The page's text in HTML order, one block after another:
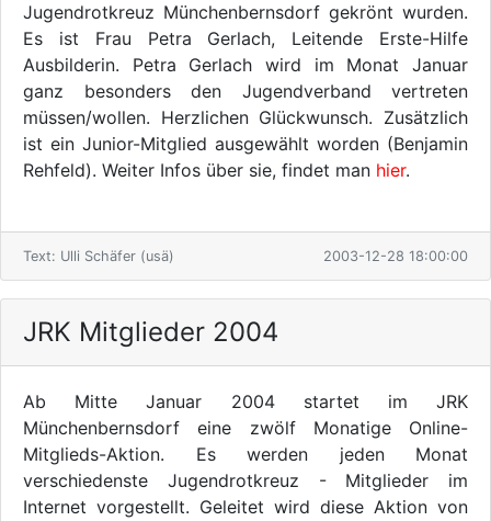
Jugendrotkreuz Münchenbernsdorf gekrönt wurden.
Es ist Frau Petra Gerlach, Leitende Erste-Hilfe
Ausbilderin. Petra Gerlach wird im Monat Januar
ganz besonders den Jugendverband vertreten
müssen/wollen. Herzlichen Glückwunsch. Zusätzlich
ist ein Junior-Mitglied ausgewählt worden (Benjamin
Rehfeld). Weiter Infos über sie, findet man hier.
Text: Ulli Schäfer (usä) 2003-12-28 18:00:00
JRK Mitglieder 2004
Ab Mitte Januar 2004 startet im JRK
Münchenbernsdorf eine zwölf Monatige Online-
Mitglieds-Aktion. Es werden jeden Monat
verschiedenste Jugendrotkreuz - Mitglieder im
Internet vorgestellt. Geleitet wird diese Aktion von